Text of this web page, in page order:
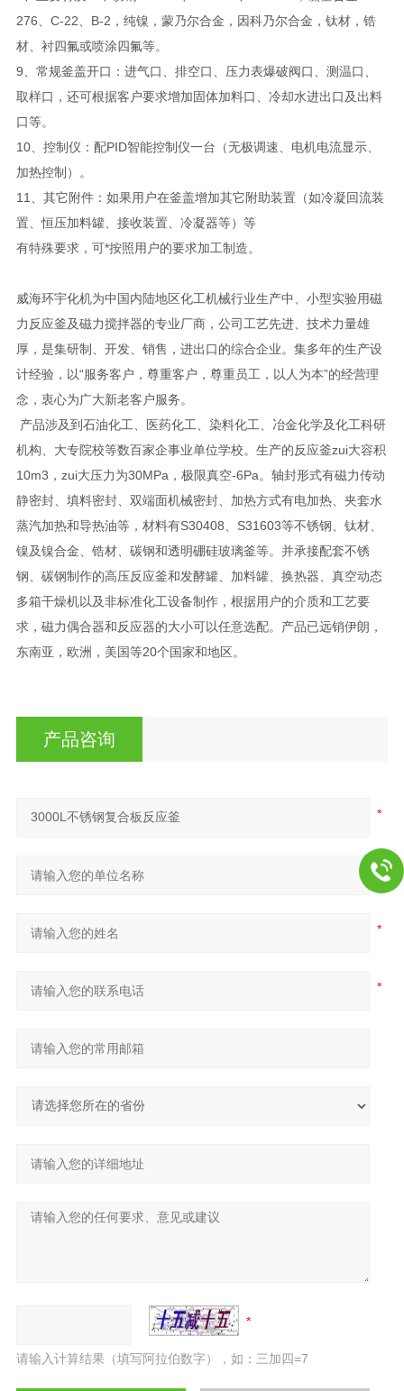
276、C-22、B-2，纯镍，蒙乃尔合金，因科乃尔合金，钛材，锆
材、衬四氟或喷涂四氟等。
9、常规釜盖开口：进气口、排空口、压力表爆破阀口、测温口、
取样口，还可根据客户要求增加固体加料口、冷却水进出口及出料
口等。
10、控制仪：配PID智能控制仪一台（无极调速、电机电流显示、
加热控制）。
11、其它附件：如果用户在釜盖增加其它附助装置（如冷凝回流装
置、恒压加料罐、接收装置、冷凝器等）等
有特殊要求，可*按照用户的要求加工制造。
威海环宇化机为中国内陆地区化工机械行业生产中、小型实验用磁
力反应釜及磁力搅拌器的专业厂商，公司工艺先进、技术力量雄
厚，是集研制、开发、销售，进出口的综合企业。集多年的生产设
计经验，以“服务客户，尊重客户，尊重员工，以人为本”的经营理
念，衷心为广大新老客户服务。
产品涉及到石油化工、医药化工、染料化工、冶金化学及化工科研
机构、大专院校等数百家企事业单位学校。生产的反应釜zui大容积
10m3，zui大压力为30MPa，极限真空-6Pa。轴封形式有磁力传动
静密封、填料密封、双端面机械密封、加热方式有电加热、夹套水
蒸汽加热和导热油等，材料有S30408、S31603等不锈钢、钛材、
镍及镍合金、锆材、碳钢和透明硼硅玻璃釜等。并承接配套不锈
钢、碳钢制作的高压反应釜和发酵罐、加料罐、换热器、真空动态
多箱干燥机以及非标准化工设备制作，根据用户的介质和工艺要
求，磁力偶合器和反应器的大小可以任意选配。产品已远销伊朗，
东南亚，欧洲，美国等20个国家和地区。
产品咨询
请输入计算结果（填写阿拉伯数字），如：三加四=7